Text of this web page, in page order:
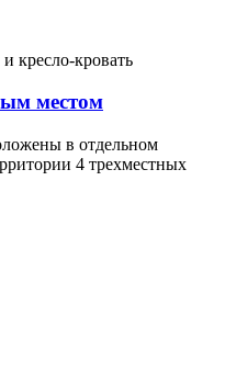
кресло-кровать
местом
в отдельном
4 трехместных